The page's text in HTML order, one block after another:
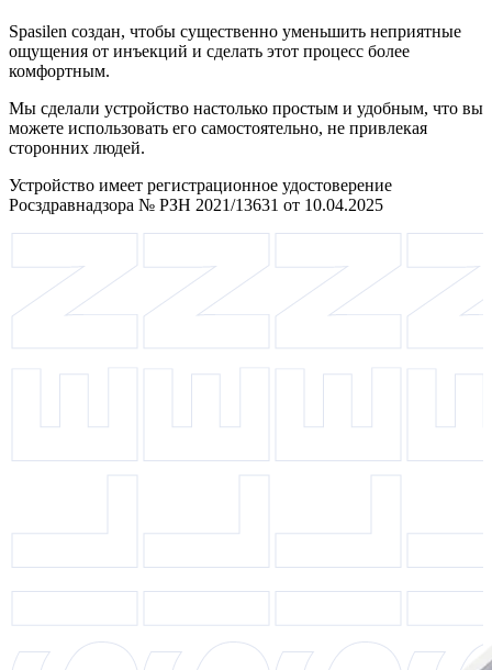
Spasilen создан, чтобы существенно уменьшить неприятные
ощущения от инъекций и сделать этот процесс более
комфортным.
Мы сделали устройство настолько простым и удобным, что вы
можете использовать его самостоятельно, не привлекая
сторонних людей.
Устройство имеет регистрационное удостоверение
Росздравнадзора № РЗН 2021/13631 от 10.04.2025